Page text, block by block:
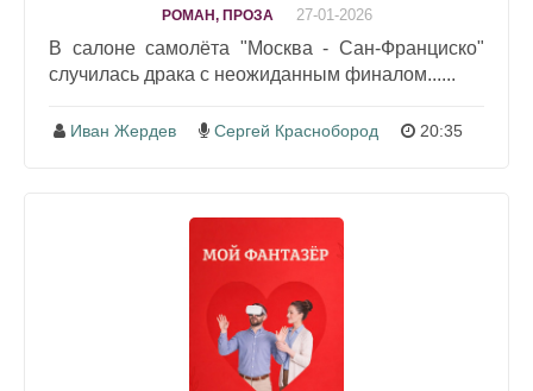
РОМАН, ПРОЗА 27-01-2026
В салоне самолёта "Москва - Сан-Франциско"
случилась драка с неожиданным финалом......
Иван Жердев Сергей Краснобород 20:35